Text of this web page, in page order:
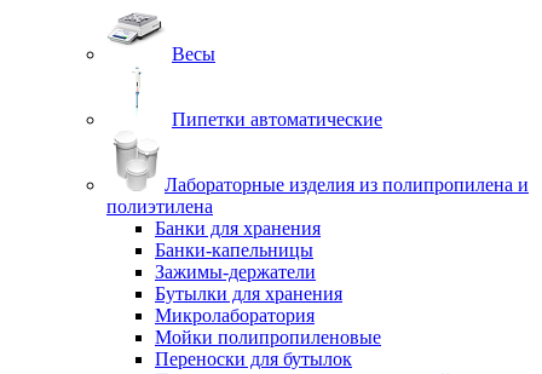
Весы
Пипетки автоматические
Лабораторные изделия из полипропилена и
полиэтилена
Банки для хранения
Банки-капельницы
Зажимы-держатели
Бутылки для хранения
Микролаборатория
Мойки полипропиленовые
Переноски для бутылок